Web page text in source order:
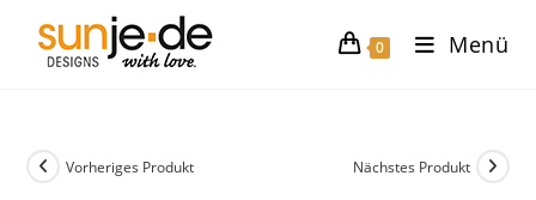
Inhalt
springen
0 Menü
Vorheriges Produkt Nächstes Produkt